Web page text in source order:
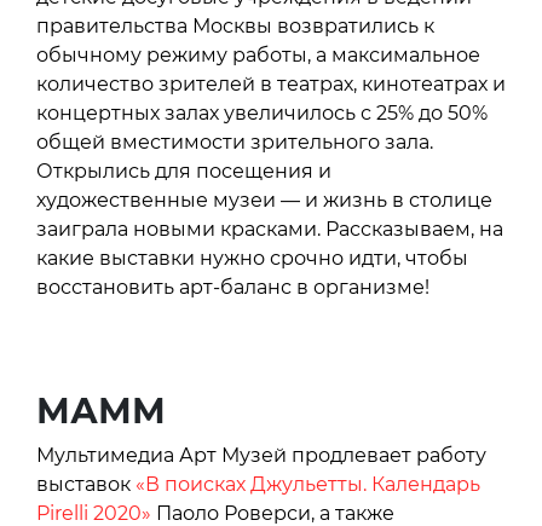
правительства Москвы возвратились к
обычному режиму работы, а максимальное
количество зрителей в театрах, кинотеатрах и
концертных залах увеличилось с 25% до 50%
общей вместимости зрительного зала.
Открылись для посещения и
художественные музеи — и жизнь в столице
заиграла новыми красками. Рассказываем, на
какие выставки нужно срочно идти, чтобы
восстановить арт-баланс в организме!
МАММ
Мультимедиа Арт Музей продлевает работу
выставок «В поисках Джульетты. Календарь
Pirelli 2020» Паоло Роверси, а также